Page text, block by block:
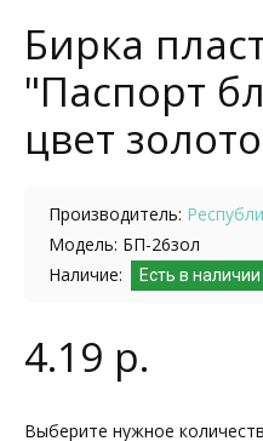
Бирка
"Паспорт
цвет
Производитель:
Модель: БП-26зол
Наличие:
Есть в наличии
4.19 р.
Выберите нужное